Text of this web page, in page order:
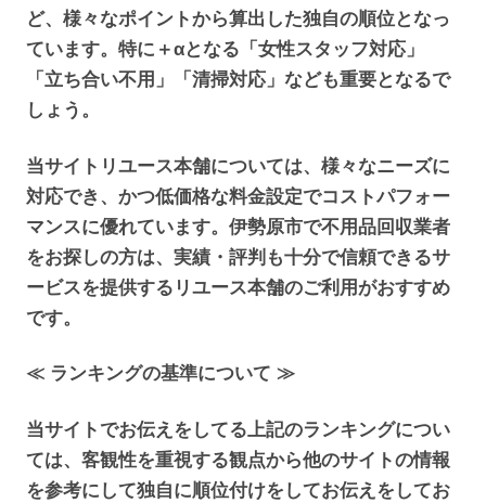
ど、様々なポイントから算出した独自の順位となっ
ています。特に＋αとなる「女性スタッフ対応」
「立ち合い不用」「清掃対応」なども重要となるで
しょう。
当サイトリユース本舗については、様々なニーズに
対応でき、かつ低価格な料金設定でコストパフォー
マンスに優れています。伊勢原市で不用品回収業者
をお探しの方は、実績・評判も十分で信頼できるサ
ービスを提供するリユース本舗のご利用がおすすめ
です。
≪ ランキングの基準について ≫
当サイトでお伝えをしてる上記のランキングについ
ては、客観性を重視する観点から他のサイトの情報
を参考にして独自に順位付けをしてお伝えをしてお